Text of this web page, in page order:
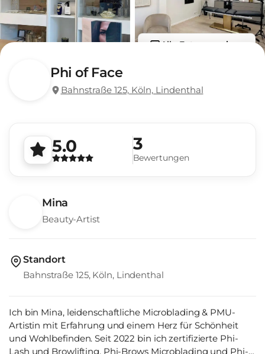
Alle Fotos anzeigen
Phi of Face
Bahnstraße 125, Köln, Lindenthal
5.0 3
Bewertungen
Mina
Beauty-Artist
Standort
Bahnstraße 125, Köln, Lindenthal
Ich bin Mina, leidenschaftliche Microblading & PMU-
Artistin mit Erfahrung und einem Herz für Schönheit
und Wohlbefinden. Seit 2022 bin ich zertifizierte Phi-
Lash und Browlifting, Phi-Brows Microblading und Phi-